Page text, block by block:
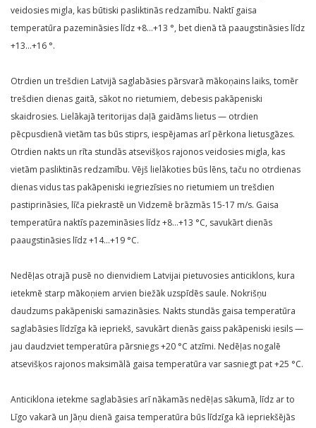
veidosies migla, kas būtiski pasliktinās redzamību. Naktī gaisa
temperatūra pazemināsies līdz +8…+13 °, bet dienā tā paaugstināsies līdz
+13…+16 °.
Otrdien un trešdien Latvijā saglabāsies pārsvarā mākoņains laiks, tomēr
trešdien dienas gaitā, sākot no rietumiem, debesis pakāpeniski
skaidrosies. Lielākajā teritorijas daļā gaidāms lietus — otrdien
pēcpusdienā vietām tas būs stiprs, iespējamas arī pērkona lietusgāzes.
Otrdien nakts un rīta stundās atsevišķos rajonos veidosies migla, kas
vietām pasliktinās redzamību. Vējš lielākoties būs lēns, taču no otrdienas
dienas vidus tas pakāpeniski iegriezīsies no rietumiem un trešdien
pastiprināsies, līča piekrastē un Vidzemē brāzmās 15-17 m/s. Gaisa
temperatūra naktīs pazemināsies līdz +8…+13 °C, savukārt dienās
paaugstināsies līdz +14…+19 °C.
Nedēļas otrajā pusē no dienvidiem Latvijai pietuvosies anticiklons, kura
ietekmē starp mākoņiem arvien biežāk uzspīdēs saule. Nokrišņu
daudzums pakāpeniski samazināsies. Nakts stundās gaisa temperatūra
saglabāsies līdzīga kā iepriekš, savukārt dienās gaiss pakāpeniski iesils —
jau daudzviet temperatūra pārsniegs +20 °C atzīmi. Nedēļas nogalē
atsevišķos rajonos maksimālā gaisa temperatūra var sasniegt pat +25 °C.
Anticiklona ietekme saglabāsies arī nākamās nedēļas sākumā, līdz ar to
Līgo vakarā un Jāņu dienā gaisa temperatūra būs līdzīga kā iepriekšējās